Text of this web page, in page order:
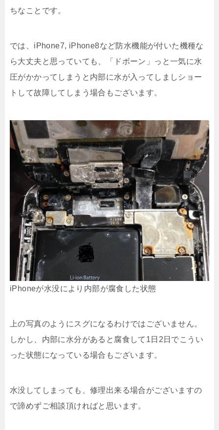
ちなことです。
では、iPhone7, iPhone8など防水機能が付いた機種な
ら大丈夫と思っていても、「ドボーン」っと一気に水
圧がかかってしまうと内部に水が入ってしましショー
トして故障してしまう場合もございます。
iPhoneが水没により内部が腐食した状態
上の写真のようにスグになるわけではございません。
しかし、内部に水分があると腐食して1日2日でこうい
った状態になっている場合もございます。
水没してしまっても、修理出来る場合がございますの
で諦めずご相談頂ければと思います。